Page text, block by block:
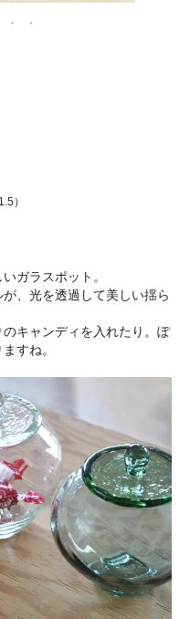
）
ガラスポット。
、光を透過して美しい揺ら
キャンディを入れたり。ぽ
すね。